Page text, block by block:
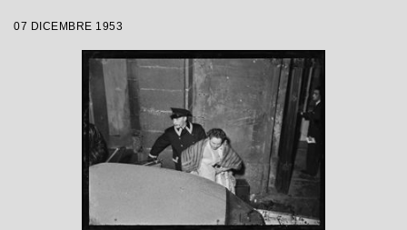
Giulini, con la regia di Tatiana Pavlova
07 DICEMBRE 1953